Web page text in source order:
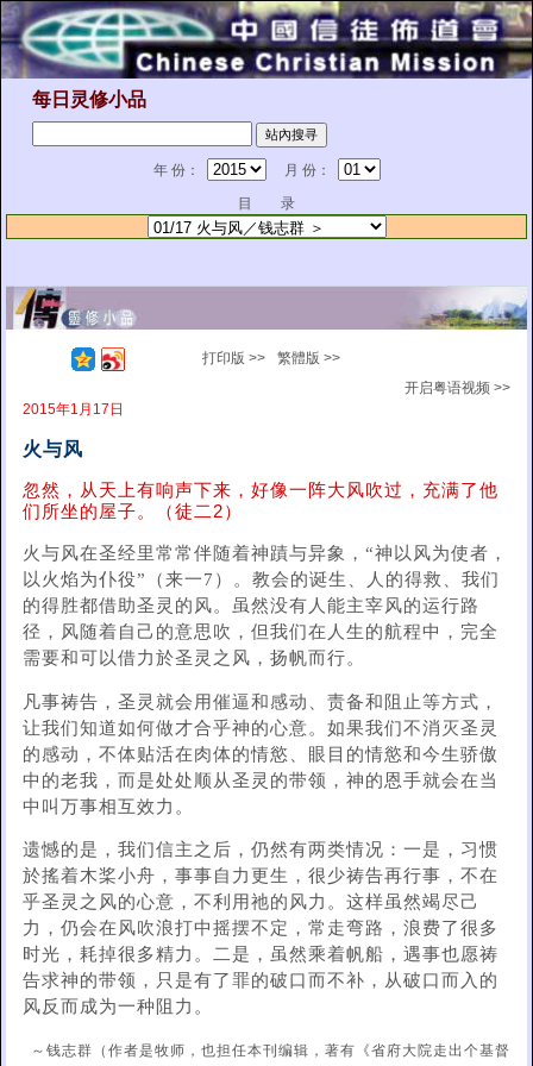
每日灵修小品
年 份：
月 份：
目 录
打印版 >>
繁體版 >>
开启粤语视频 >>
2015年1月17日
火与风
忽然，从天上有响声下来，好像一阵大风吹过，充满了他
们所坐的屋子。（徒二2）
火与风在圣经里常常伴随着神蹟与异象，“神以风为使者，
以火焰为仆役”（来一7）。教会的诞生、人的得救、我们
的得胜都借助圣灵的风。虽然没有人能主宰风的运行路
径，风随着自己的意思吹，但我们在人生的航程中，完全
需要和可以借力於圣灵之风，扬帆而行。
凡事祷告，圣灵就会用催逼和感动、责备和阻止等方式，
让我们知道如何做才合乎神的心意。如果我们不消灭圣灵
的感动，不体贴活在肉体的情慾、眼目的情慾和今生骄傲
中的老我，而是处处顺从圣灵的带领，神的恩手就会在当
中叫万事相互效力。
遗憾的是，我们信主之后，仍然有两类情况：一是，习惯
於搖着木桨小舟，事事自力更生，很少祷告再行事，不在
乎圣灵之风的心意，不利用祂的风力。这样虽然竭尽己
力，仍会在风吹浪打中摇摆不定，常走弯路，浪费了很多
时光，耗掉很多精力。二是，虽然乘着帆船，遇事也愿祷
告求神的带领，只是有了罪的破口而不补，从破口而入的
风反而成为一种阻力。
～钱志群（作者是牧师，也担任本刊编辑，著有《省府大院走出个基督